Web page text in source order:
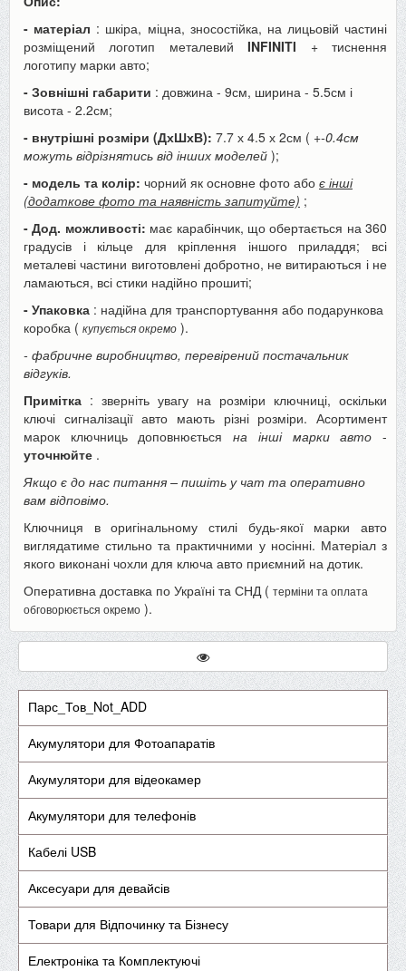
- матеріал : шкіра, міцна, зносостійка, на лицьовій частині
розміщений логотип металевийINFINITI + тиснення
логотипу марки авто;
- Зовнішні габарити : довжина - 9см, ширина - 5.5см і
висота - 2.2см;
- внутрішні розміри (ДхШхВ): 7.7 х 4.5 х 2см ( +-0.4см
можуть відрізнятись від інших моделей );
- модель та колір: чорний як основне фото або є інші
(додаткове фото та наявність запитуйте) ;
- Дод. можливості: має карабінчик, що обертається на 360
градусів і кільце для кріплення іншого приладдя; всі
металеві частини виготовлені добротно, не витираються і не
ламаються, всі стики надійно прошиті;
- Упаковка : надійна для транспортування або подарункова
коробка ( купується окремо ).
- фабричне виробництво, перевірений постачальник
відгуків.
Примітка : зверніть увагу на розміри ключниці, оскільки
ключі сигналізації авто мають різні розміри. Асортимент
марок ключниць доповнюєтьсяна інші марки авто -
уточнюйте .
Якщо є до нас питання – пишіть у чат та оперативно
вам відповімо.
Ключниця в оригінальному стилі будь-якої марки авто
виглядатиме стильно та практичними у носінні. Матеріал з
якого виконані чохли для ключа авто приємний на дотик.
Оперативна доставка по Україні та СНД ( терміни та оплата
обговорюється окремо ).
Парс_Тов_Not_ADD
Акумулятори для Фотоапаратів
Акумулятори для відеокамер
Акумулятори для телефонів
Кабелі USB
Аксесуари для девайсів
Товари для Відпочинку та Бізнесу
Електроніка та Комплектуючі